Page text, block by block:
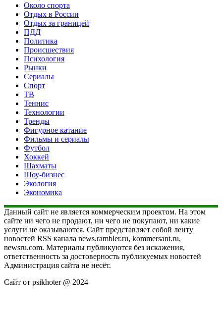
Около спорта
Отдых в России
Отдых за границей
ПДД
Политика
Происшествия
Психология
Рынки
Сериалы
Спорт
ТВ
Теннис
Технологии
Тренды
Фигурное катание
Фильмы и сериалы
Футбол
Хоккей
Шахматы
Шоу-бизнес
Экология
Экономика
Данный сайт не является коммерческим проектом. На этом
сайте ни чего не продают, ни чего не покупают, ни какие
услуги не оказываются. Сайт представляет собой ленту
новостей RSS канала news.rambler.ru, kommersant.ru,
newsru.com. Материалы публикуются без искажения,
ответственность за достоверность публикуемых новостей
Администрация сайта не несёт.
Сайт от psikhoter @ 2024